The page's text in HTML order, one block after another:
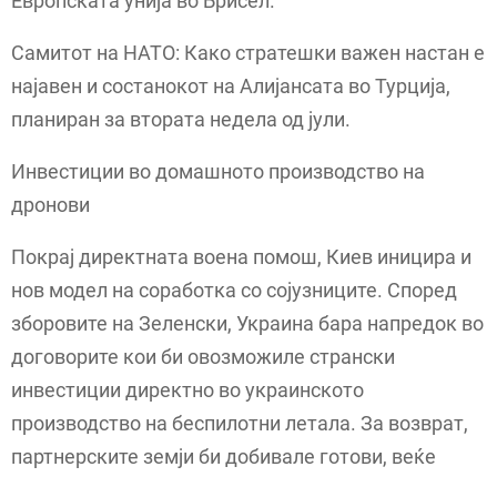
Самитот на НАТО: Како стратешки важен настан е
најавен и состанокот на Алијансата во Турција,
планиран за втората недела од јули.
Инвестиции во домашното производство на
дронови
Покрај директната воена помош, Киев иницира и
нов модел на соработка со сојузниците. Според
зборовите на Зеленски, Украина бара напредок во
договорите кои би овозможиле странски
инвестиции директно во украинското
производство на беспилотни летала. За возврат,
партнерските земји би добивале готови, веќе